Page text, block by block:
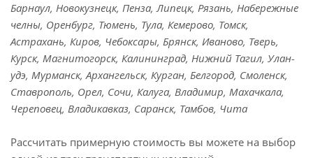
Барнаул, Новокузнецк, Пенза, Липецк, Рязань, Набережные
челны, Оренбург, Тюмень, Тула, Кемерово, Томск,
Астрахань, Киров, Чебоксары, Брянск, Иваново, Тверь,
Курск, Магнитогорск, Калининград, Нижний Тагил, Улан-
удэ, Мурманск, Архангельск, Курган, Белгород, Смоленск,
Ставрополь, Орел, Сочи, Калуга, Владимир, Махачкала,
Череповец, Владикавказ, Саранск, Тамбов, Чита
Рассчитать примерную стоимость вы можете на выбор